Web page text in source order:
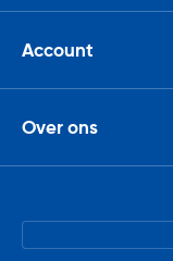
Account
Over ons